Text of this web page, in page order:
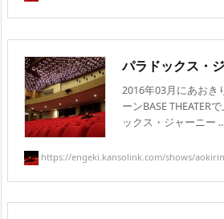
パラドックス・
2016年03月にあおき
ーンBASE THEATER
ックス・ジャーニー
https://engeki.kansolink.com/shows/